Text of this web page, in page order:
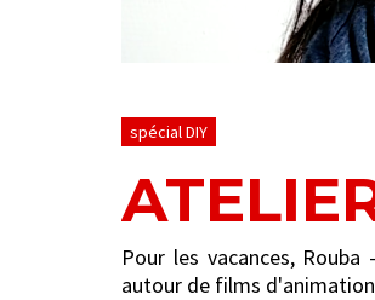
spécial DIY
Pour les vacances,
autour de films